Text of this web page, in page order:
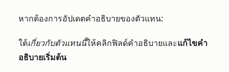
หากต้องการอัปเดตคำอธิบายของตัวแทน:
ใต้เกี่ยวกับตัวแทนนี้ให้คลิกฟิลด์คำอธิบายและแก้ไขคำ
อธิบายเริ่มต้น